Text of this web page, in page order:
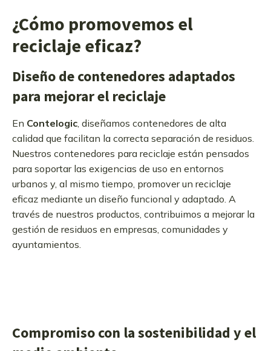
¿Cómo promovemos el
reciclaje eficaz?
Diseño de contenedores adaptados
para mejorar el reciclaje
En Contelogic , diseñamos contenedores de alta
calidad que facilitan la correcta separación de residuos.
Nuestros contenedores para reciclaje están pensados
para soportar las exigencias de uso en entornos
urbanos y, al mismo tiempo, promover un reciclaje
eficaz mediante un diseño funcional y adaptado. A
través de nuestros productos, contribuimos a mejorar la
gestión de residuos en empresas, comunidades y
ayuntamientos.
Compromiso con la sostenibilidad y el